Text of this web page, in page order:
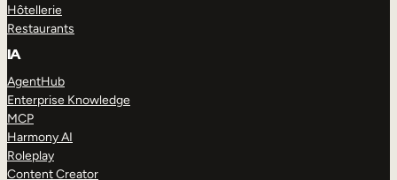
Hôtellerie
Restaurants
IA
AgentHub
Enterprise Knowledge
MCP
Harmony AI
Roleplay
Content Creator